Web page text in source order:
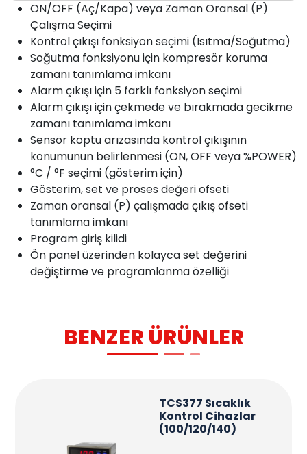
ON/OFF (Aç/Kapa) veya Zaman Oransal (P)
Çalışma Seçimi
Kontrol çıkışı fonksiyon seçimi (Isıtma/Soğutma)
Soğutma fonksiyonu için kompresör koruma
zamanı tanımlama imkanı
Alarm çıkışı için 5 farklı fonksiyon seçimi
Alarm çıkışı için çekmede ve bırakmada gecikme
zamanı tanımlama imkanı
Sensör koptu arızasında kontrol çıkışının
konumunun belirlenmesi (ON, OFF veya %POWER)
°C / °F seçimi (gösterim için)
Gösterim, set ve proses değeri ofseti
Zaman oransal (P) çalışmada çıkış ofseti
tanımlama imkanı
Program giriş kilidi
Ön panel üzerinden kolayca set değerini
değiştirme ve programlanma özelliği
BENZER ÜRÜNLER
TCS377 Sıcaklık
Kontrol Cihazlar
(100/120/140)